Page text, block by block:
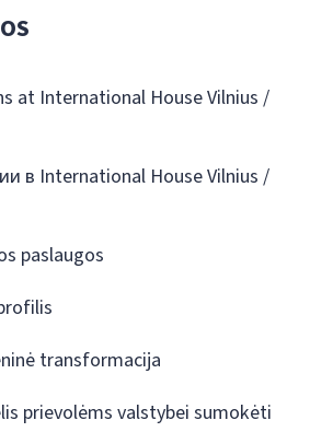
at International House Vilnius /
в International House Vilnius /
paslaugos
transformacija
prievolėms valstybei sumokėti